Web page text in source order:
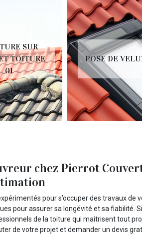
SUR
TOITURE
01
POSE DE
chez Pierrot
pour s’occuper des travaux de
pour assurer sa longévité et sa fiabilité.
de la toiture qui maitrisent tout
de votre projet et demander un devis